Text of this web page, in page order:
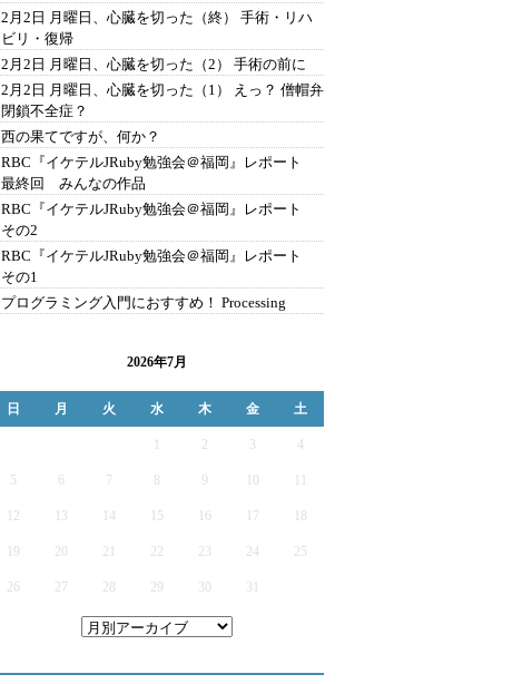
2月2日 月曜日、心臓を切った（終） 手術・リハ
ビリ・復帰
2月2日 月曜日、心臓を切った（2） 手術の前に
2月2日 月曜日、心臓を切った（1） えっ？ 僧帽弁
閉鎖不全症？
西の果てですが、何か？
RBC『イケテルJRuby勉強会＠福岡』レポート
最終回 みんなの作品
RBC『イケテルJRuby勉強会＠福岡』レポート
その2
RBC『イケテルJRuby勉強会＠福岡』レポート
その1
プログラミング入門におすすめ！ Processing
2026年7月
日 月 火 水 木 金 土
2 3 4
5 6 7 9
12 13 14 15 16 17
19 20 21 22 23 24 25
26 27 28 29 30 31